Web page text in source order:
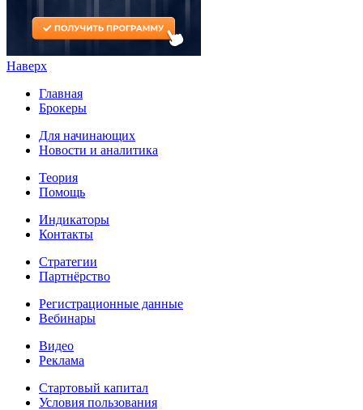
Наверх
Главная
Брокеры
Для начинающих
Новости и аналитика
Теория
Помощь
Индикаторы
Контакты
Стратегии
Партнёрство
Регистрационные данные
Вебинары
Видео
Реклама
Стартовый капитал
Условия пользования